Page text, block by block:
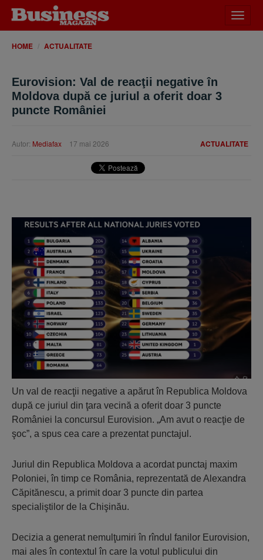
meniu
HOME ACTUALITATE
Eurovision: Val de reacţii negative în
Moldova după ce juriul a oferit doar 3
puncte României
ACTUALITATE
Autor: Mediafax 17 mai 2026
Un val de reacţii negative a apărut în Republica Moldova
după ce juriul din ţara vecină a oferit doar 3 puncte
României la concursul Eurovision. „Am avut o reacţie de
şoc”, a spus cea care a prezentat punctajul.
Juriul din Republica Moldova a acordat punctaj maxim
Poloniei, în timp ce România, reprezentată de Alexandra
Căpitănescu, a primit doar 3 puncte din partea
specialiştilor de la Chişinău.
Decizia a generat nemulţumiri în rîndul fanilor Eurovision,
mai ales în contextul în care la votul publicului din